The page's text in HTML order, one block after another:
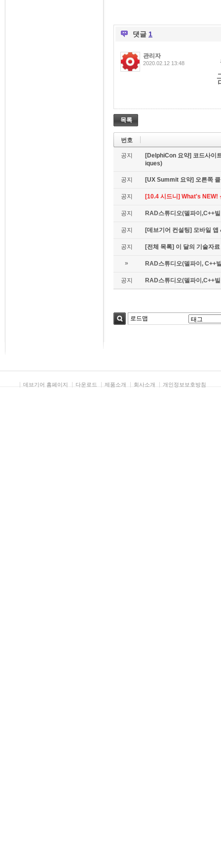
댓글 1
관리자
2020.02.12 13:48
목록
번호
공지
[DelphiCon 요약] 코드사이
iques)
공지 [UX Summit 요약] 오른쪽
공지 [10.4 시드니] What's NEW!
공지 RAD스튜디오(델파이,C++
공지 [데브기어 컨설팅] 모바일
공지 [전체 목록] 이 달의 기술자
» RAD스튜디오(델파이, C++
공지 RAD스튜디오(델파이,C++
데브기어 홈페이지 다운로드 제품소개 회사소개 개인정보보호방침